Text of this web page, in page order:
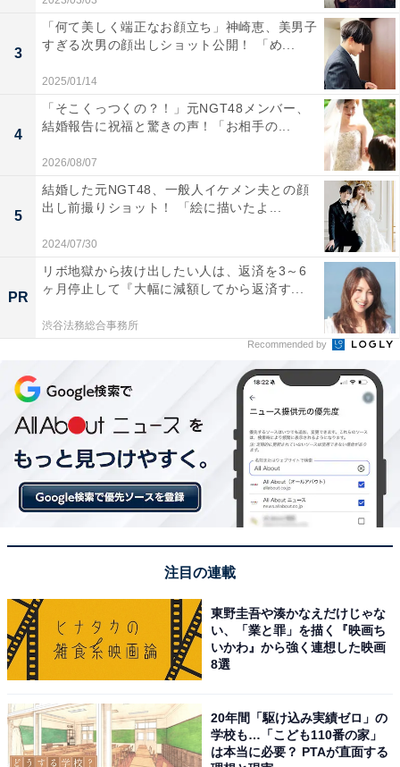
3
「何て美しく端正なお顔立ち」神崎恵、美男子
すぎる次男の顔出しショット公開！ 「め...
2025/01/14
4
「そこくっつくの？！」元NGT48メンバー、
結婚報告に祝福と驚きの声！「お相手の...
2026/08/07
5
結婚した元NGT48、一般人イケメン夫との顔
出し前撮りショット！ 「絵に描いたよ...
2024/07/30
PR
リボ地獄から抜け出したい人は、返済を3～6
ヶ月停止して『大幅に減額してから返済す...
渋谷法務総合事務所
Recommended by
注目の連載
東野圭吾や湊かなえだけじゃな
い、「業と罪」を描く『映画ち
いかわ』から強く連想した映画
8選
20年間「駆け込み実績ゼロ」の
学校も…「こども110番の家」
は本当に必要？ PTAが直面する